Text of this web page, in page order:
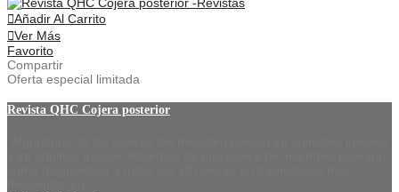
Añadir Al Carrito
Ver Más
Favorito
Compartir
Oferta especial limitada
Revista QHC Cojera posterior